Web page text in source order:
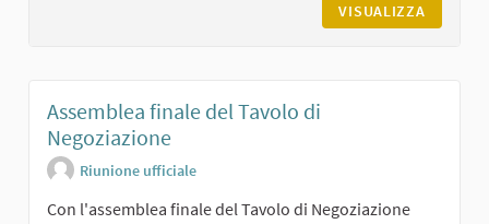
VISUALIZZA
Assemblea finale del Tavolo di
Negoziazione
Riunione ufficiale
Con l'assemblea finale del Tavolo di Negoziazione